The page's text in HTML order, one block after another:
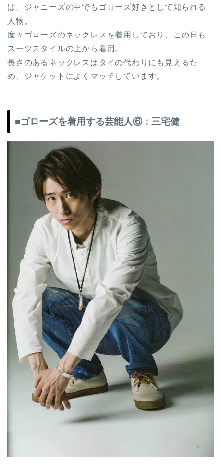
は、ジャニーズの中でもゴローズ好きとして知られる
人物。
度々ゴローズのネックレスを着用しており、この日も
スーツスタイルの上から着用。
長さのあるネックレスはタイの代わりにも見えるた
め、ジャケットによくマッチしています。
■ゴローズを着用する芸能人⑥：三宅健